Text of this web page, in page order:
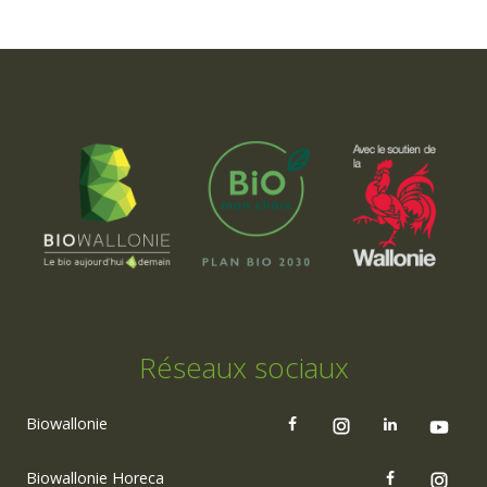
Réseaux sociaux
Biowallonie
Biowallonie Horeca